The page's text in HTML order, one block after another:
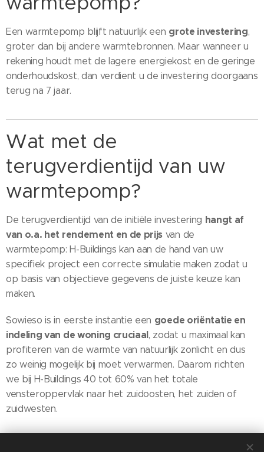
Een warmtepomp blijft natuurlijk een grote investering,
groter dan bij andere warmtebronnen. Maar wanneer u
rekening houdt met de lagere energiekost en de geringe
onderhoudskost, dan verdient u de investering doorgaans
terug na 7 jaar.
Wat met de
terugverdientijd van uw
warmtepomp?
De terugverdientijd van de initiële investering hangt af
van o.a. het rendement en de prijs van de
warmtepomp: H-Buildings kan aan de hand van uw
specifiek project een correcte simulatie maken zodat u
op basis van objectieve gegevens de juiste keuze kan
maken.
Sowieso is in eerste instantie een goede oriëntatie en
indeling van de woning cruciaal, zodat u maximaal kan
profiteren van de warmte van natuurlijk zonlicht en dus
zo weinig mogelijk bij moet verwarmen. Daarom richten
we bij H-Buildings 40 tot 60% van het totale
vensteroppervlak naar het zuidoosten, het zuiden of
zuidwesten.